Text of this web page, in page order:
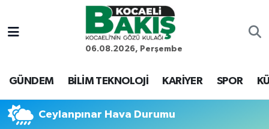
06.08.2026, Perşembe
GÜNDEM BİLİM TEKNOLOJİ KARİYER SPOR
Ceylanpınar Hava Durumu
Kocaeli Nöbetçi Eczaneler
Kocaeli Hava Durumu